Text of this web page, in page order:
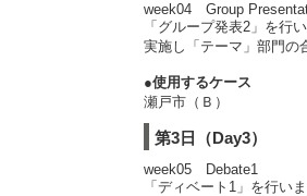
week04 Group
「グループ発表2」を行
実施し「テーマ」部門の
●使用するケース
瀬戸市（Ｂ）
第3日（Day3）
week05 Debate1
「ディベート1」を行い